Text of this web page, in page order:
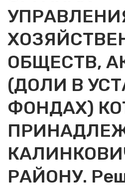
ОБЩЕСТВ,
(ДОЛИ В
ФОНДАХ)
РАЙОНУ.